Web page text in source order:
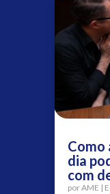
Como
dia
com
porAME |